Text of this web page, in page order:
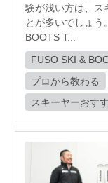
験が浅い方は、ス
とが多いでしょ
BOOTS T...
FUSO SKI &
プロから教わる
スキーヤーおす